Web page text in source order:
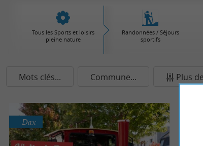
Tous les Sports et loisirs
pleine nature
Randonnées / Séjours
sportifs
Mots clés... Commune... Plus
Dax